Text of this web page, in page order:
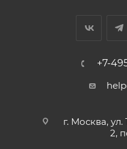
+7-
г. Москва, ул.
2,